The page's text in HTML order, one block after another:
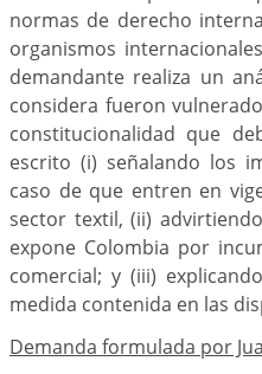
normas de derecho
organismos
demandante realiza un
considera fueron
constitucionalidad que
escrito (i) señalando los
caso de que entren en
sector textil, (ii)
expone Colombia por
comercial; y (iii)
medida contenida en las
Demanda formulada por